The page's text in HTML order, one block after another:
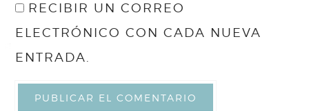
RECIBIR UN CORREO
ELECTRÓNICO CON CADA NUEVA
ENTRADA.